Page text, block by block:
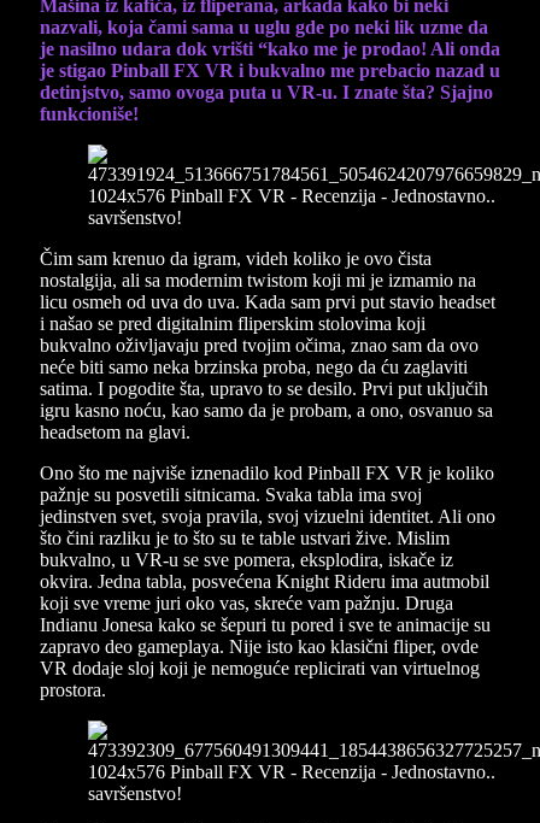
Mašina iz kafića, iz fliperana, arkada kako bi neki
nazvali, koja čami sama u uglu gde po neki lik uzme da
je nasilno udara dok vrišti “kako me je prodao! Ali onda
je stigao Pinball FX VR i bukvalno me prebacio nazad u
detinjstvo, samo ovoga puta u VR-u. I znate šta? Sjajno
funkcioniše!
Čim sam krenuo da igram, videh koliko je ovo čista
nostalgija, ali sa modernim twistom koji mi je izmamio na
licu osmeh od uva do uva. Kada sam prvi put stavio headset
i našao se pred digitalnim fliperskim stolovima koji
bukvalno oživljavaju pred tvojim očima, znao sam da ovo
neće biti samo neka brzinska proba, nego da ću zaglaviti
satima. I pogodite šta, upravo to se desilo. Prvi put uključih
igru kasno noću, kao samo da je probam, a ono, osvanuo sa
headsetom na glavi.
Ono što me najviše iznenadilo kod Pinball FX VR je koliko
pažnje su posvetili sitnicama. Svaka tabla ima svoj
jedinstven svet, svoja pravila, svoj vizuelni identitet. Ali ono
što čini razliku je to što su te table ustvari žive. Mislim
bukvalno, u VR-u se sve pomera, eksplodira, iskače iz
okvira. Jedna tabla, posvećena Knight Rideru ima autmobil
koji sve vreme juri oko vas, skreće vam pažnju. Druga
Indianu Jonesa kako se šepuri tu pored i sve te animacije su
zapravo deo gameplaya. Nije isto kao klasični fliper, ovde
VR dodaje sloj koji je nemoguće replicirati van virtuelnog
prostora.